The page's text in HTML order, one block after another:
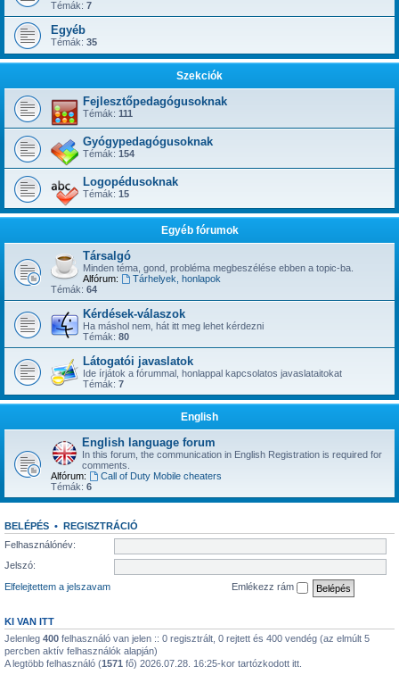
Témák: 7
Egyéb
Témák: 35
Szekciók
Fejlesztőpedagógusoknak
Témák: 111
Gyógypedagógusoknak
Témák: 154
Logopédusoknak
Témák: 15
Egyéb fórumok
Társalgó
Minden téma, gond, probléma megbeszélése ebben a topic-ba.
Alfórum:
Tárhelyek, honlapok
Témák: 64
Kérdések-válaszok
Ha máshol nem, hát itt meg lehet kérdezni
Témák: 80
Látogatói javaslatok
Ide írjátok a fórummal, honlappal kapcsolatos javaslataitokat
Témák: 7
English
English language forum
In this forum, the communication in English Registration is required for
comments.
Alfórum:
Call of Duty Mobile cheaters
Témák: 6
BELÉPÉS • REGISZTRÁCIÓ
Felhasználónév:
Jelszó:
Elfelejtettem a jelszavam
Emlékezz rám
KI VAN ITT
Jelenleg 400 felhasználó van jelen :: 0 regisztrált, 0 rejtett és 400 vendég (az elmúlt 5
percben aktív felhasználók alapján)
A legtöbb felhasználó (1571 fő) 2026.07.28. 16:25-kor tartózkodott itt.